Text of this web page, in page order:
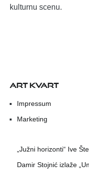
kulturnu scenu.
ART KVART
Impressum
Marketing
„Južni horizonti“ Ive
Damir Stojnić izlaže